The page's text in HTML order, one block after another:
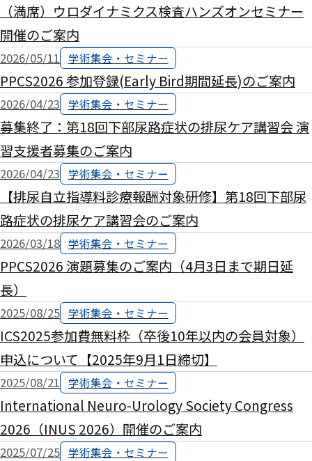
（満席）ウロダイナミクス検査ハンズオンセミナー
開催のご案内
2026/05/11 学術集会・セミナー
PPCS2026 参加登録(Early Bird期間延長)のご案内
2026/04/23 学術集会・セミナー
募集終了：第18回下部尿路症状の排尿ケア講習会 演
習支援者募集のご案内
2026/04/23 学術集会・セミナー
【排尿自立指導料診療報酬対象研修】第18回下部尿
路症状の排尿ケア講習会のご案内
2026/03/18 学術集会・セミナー
PPCS2026 演題募集のご案内（4月3日まで期日延
長）
2025/08/25 学術集会・セミナー
ICS2025参加費無料枠（卒後10年以内の会員対象）
申込について【2025年9月1日締切】
2025/08/21 学術集会・セミナー
International Neuro-Urology Society Congress
2026（INUS 2026）開催のご案内
2025/07/25 学術集会・セミナー